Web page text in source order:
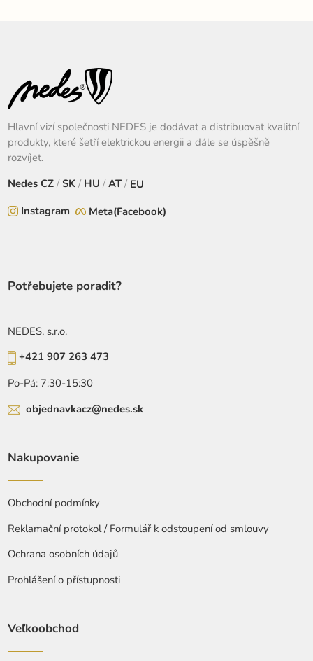
Hlavní vizí společnosti NEDES je dodávat a distribuovat kvalitní
produkty, které šetří elektrickou energii a dále se úspěšně
rozvíjet.
NedesCZ/SK/HU /AT/ EU
Instagram
Meta(Facebook)
Potřebujete poradit?
NEDES, s.r.o.
+421 907 263 473
Po-Pá: 7:30-15:30
objednavkacz@nedes.sk
Nakupovanie
Obchodní podmínky
Reklamační protokol / Formulář k odstoupení od smlouvy
Ochrana osobních údajů
Prohlášení o přístupnosti
Veľkoobchod